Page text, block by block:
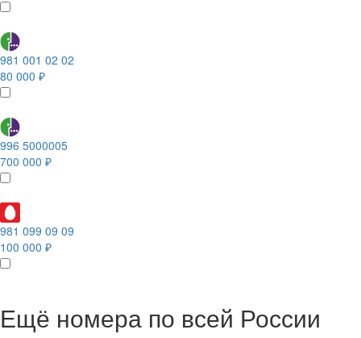
981 001 02 02
80 000 ₽
996 5000005
700 000 ₽
981 099 09 09
100 000 ₽
Ещё номера по всей России